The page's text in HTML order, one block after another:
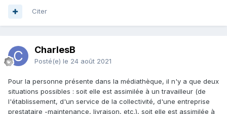
Citer
CharlesB
Posté(e) le 24 août 2021
Pour la personne présente dans la médiathèque, il n'y a que deux
situations possibles : soit elle est assimilée à un travailleur (de
l'établissement, d'un service de la collectivité, d'une entreprise
prestataire -maintenance, livraison, etc.), soit elle est assimilée à